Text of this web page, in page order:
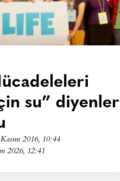
su” diyenler
2016, 10:44
2026, 12:41